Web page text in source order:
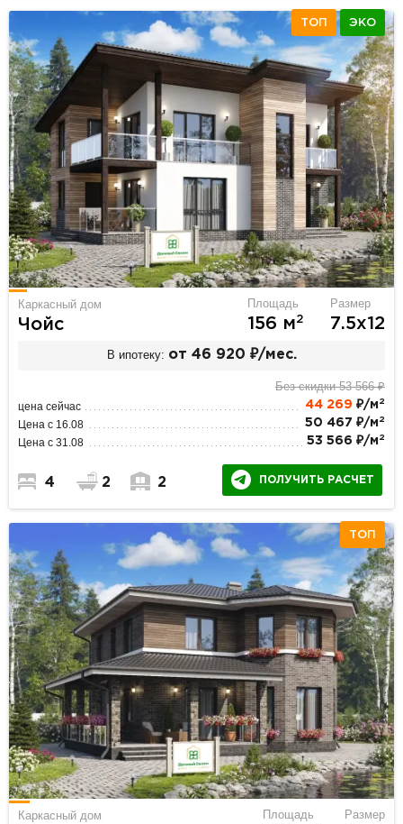
ТОП ЭКО
Каркасный дом
Чойс
Площадь
156 м2
Размер
7.5х12
В ипотеку: от 46 920 ₽/мес.
Без скидки 53 566 ₽
цена сейчас 44 269 ₽/м 2
Цена с 16.08 50 467 ₽/м 2
Цена с 31.08 53 566 ₽/м 2
4 2 2 ПОЛУЧИТЬ РАСЧЕТ
ТОП
Каркасный дом Площадь Размер